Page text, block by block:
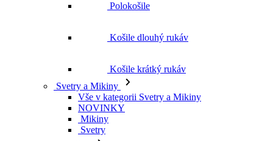
Polokošile
Košile dlouhý rukáv
Košile krátký rukáv
Svetry a Mikiny
Vše v kategorii Svetry a Mikiny
NOVINKY
Mikiny
Svetry